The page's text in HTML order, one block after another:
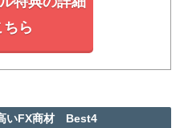
ちら
いFX商材 Best4